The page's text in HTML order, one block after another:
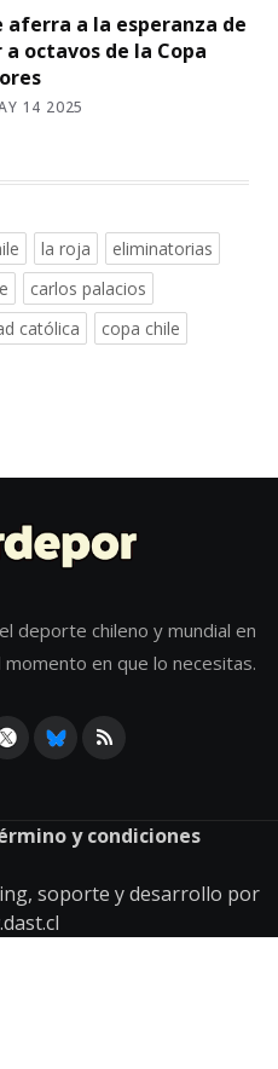
aferra a la esperanza de
octavos de la Copa
14 2025
la roja
eliminatorias
carlos palacios
católica
copa chile
deporte chileno y mundial en
en que lo necesitas.
y condiciones
soporte y desarrollo por